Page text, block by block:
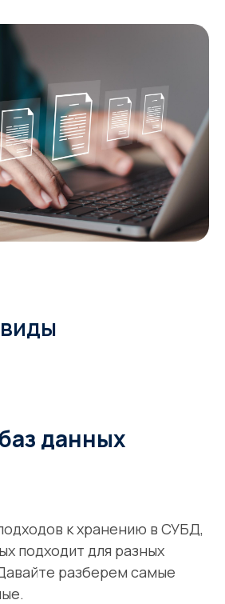
данных
к хранению в СУБД,
подходит для разных
разберем самые